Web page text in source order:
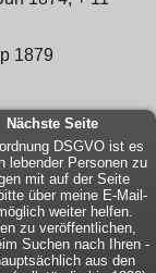
1879
Nächste Seite
DSGVO ist es
lebender Personen zu
mit auf der Seite
über meine E-Mail-
weiter helfen.
zu veröffentlichen,
Suchen nach Ihren -
aus den